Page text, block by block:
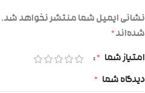
نشانی ایمیل شما منتشر نخواهد شد.
شده‌اند*
امتیاز شما *
دیدگاه شما *